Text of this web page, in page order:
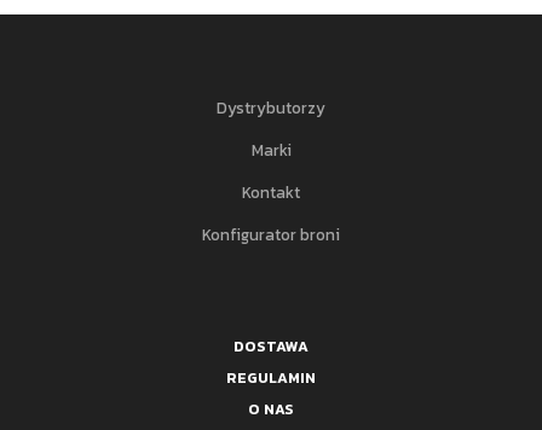
Dystrybutorzy
Marki
Kontakt
Konfigurator broni
DOSTAWA
REGULAMIN
O NAS